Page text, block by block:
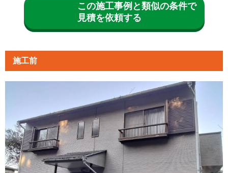
この施工事例と類似の条件で
見積を依頼する
施工前